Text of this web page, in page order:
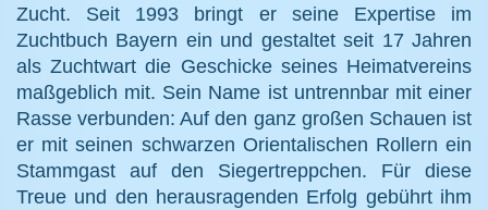
Zucht. Seit 1993 bringt er seine Expertise im
Zuchtbuch Bayern ein und gestaltet seit 17 Jahren
als Zuchtwart die Geschicke seines Heimatvereins
maßgeblich mit. Sein Name ist untrennbar mit einer
Rasse verbunden: Auf den ganz großen Schauen ist
er mit seinen schwarzen Orientalischen Rollern ein
Stammgast auf den Siegertreppchen. Für diese
Treue und den herausragenden Erfolg gebührt ihm